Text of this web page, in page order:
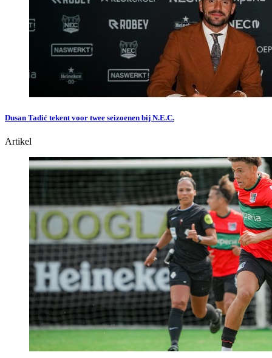
Dusan Tadić tekent voor twee seizoenen bij N.E.C.
Artikel